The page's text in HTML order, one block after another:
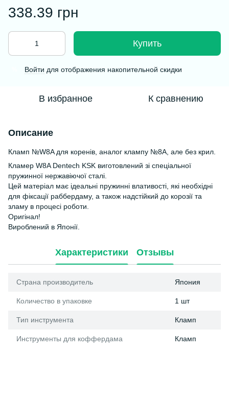
338.39 грн
Купить
Войти для отображения накопительной скидки
В избранное К сравнению
Описание
Кламп №W8A для коренів, аналог клампу №8А, але без крил.
Кламер W8A Dentech KSK виготовлений зі спеціальної
пружинної нержавіючої сталі.
Цей матеріал має ідеальні пружинні влативості, які необхідні
для фіксації раббердаму, а також надстійкий до корозії та
зламу в процесі роботи.
Оригінал!
Вироблений в Японії.
Характеристики Отзывы
Страна производитель Япония
Количество в упаковке 1 шт
Тип инструмента Кламп
Инструменты для коффердама Кламп